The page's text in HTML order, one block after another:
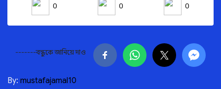
0 0 0
-------বন্ধুকে জানিয়ে দাও
By: mustafajamal10